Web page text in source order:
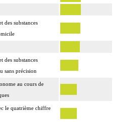
des substances
des substances
sans précision
au cours de
le quatrième chiffre